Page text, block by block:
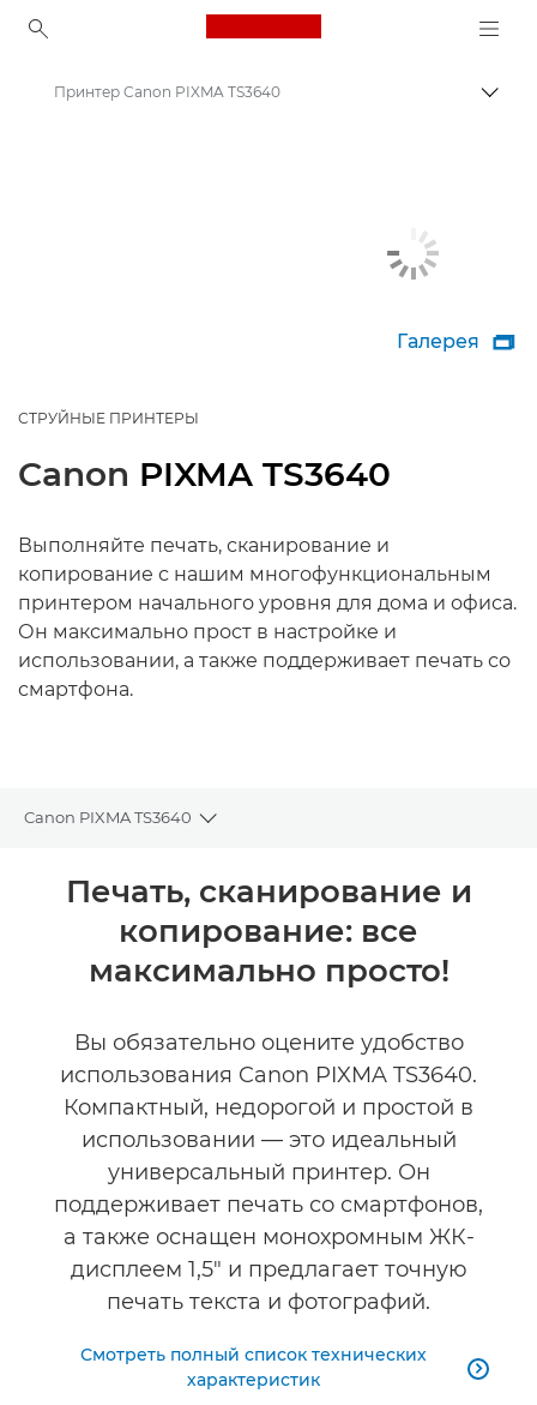
Canon Logo, back to
Принтер Canon PIXMA TS3640
Галерея 
СТРУЙНЫЕ ПРИНТЕРЫ
Canon PIXMA TS3640
Выполняйте печать, сканирование и
копирование с нашим многофункциональным
принтером начального уровня для дома и офиса.
Он максимально прост в настройке и
использовании, а также поддерживает печать со
смартфона.
Canon PIXMA TS3640
Toggle breadcrumbs
Общая информация
Технические характеристики
Печать, сканирование и
копирование: все
максимально просто!
Вы обязательно оцените удобство
использования Canon PIXMA TS3640.
Компактный, недорогой и простой в
использовании — это идеальный
универсальный принтер. Он
поддерживает печать со смартфонов,
а также оснащен монохромным ЖК-
дисплеем 1,5" и предлагает точную
печать текста и фотографий.
Смотреть полный список технических
характеристик
